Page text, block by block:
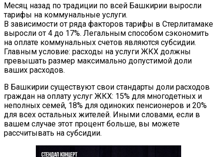
Месяц назад по традиции по всей Башкирии выросли
тарифы на коммунальные услуги.
В зависимости от ряда факторов тарифы в Стерлитамаке
выросли от 4 до 17%. Легальным способом сэкономить
на оплате коммунальных счетов являются субсидии.
Главным условие: расходы на услуги ЖКХ должны
превышать размер максимально допустимой доли
ваших расходов.
В Башкирии существуют свои стандарты доли расходов
граждан на оплату услуг ЖКХ: 15% для многодетных и
неполных семей, 18% для одиноких пенсионеров и 20%
для всех остальных жителей. Иными словами, если в
вашем случае этот процент больше, вы можете
рассчитывать на субсидии.